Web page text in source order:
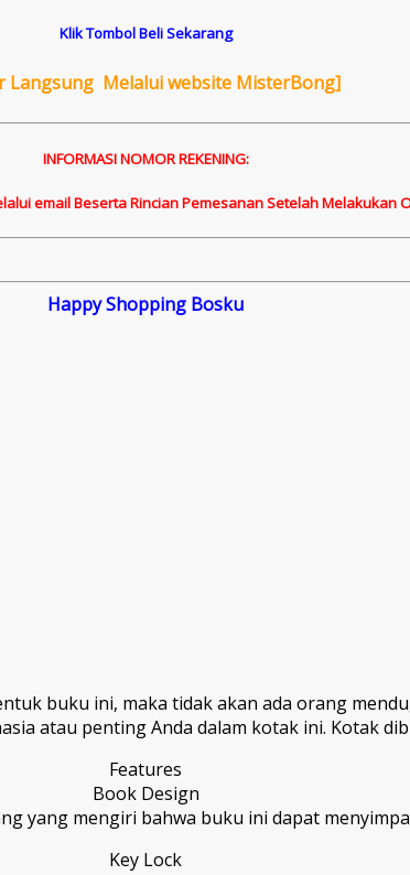
Klik Tombol Beli Sekarang
Langsung Melalui website MisterBong]
INFORMASI NOMOR REKENING:
email Beserta Rincian Pemesanan Setelah Melakukan
Happy Shopping Bosku
buku ini, maka tidak akan ada orang
atau penting Anda dalam kotak ini. Kotak
Features
Book Design
yang mengiri bahwa buku ini dapat
Key Lock